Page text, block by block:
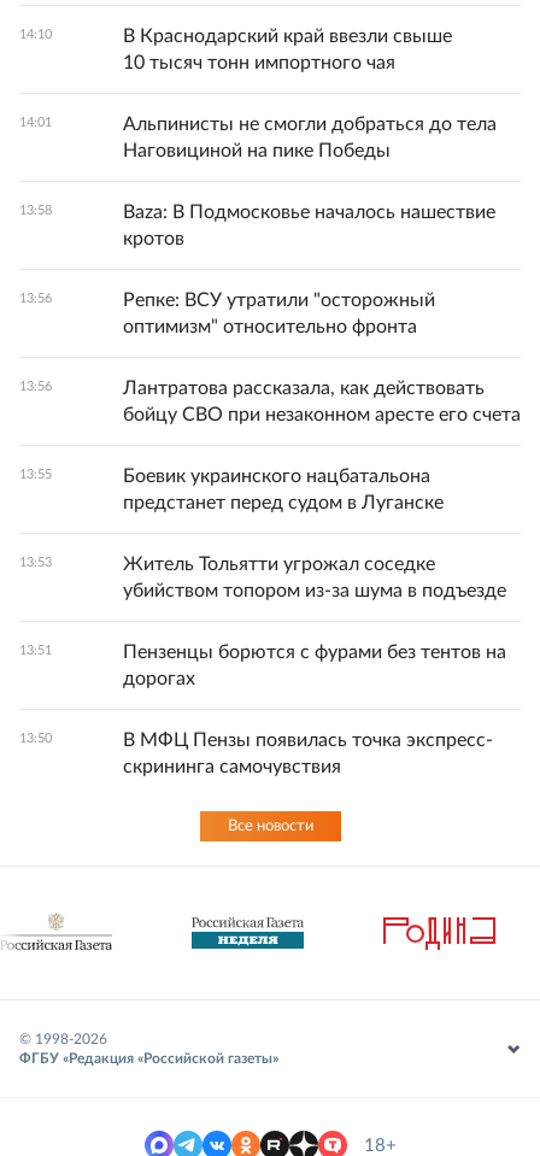
14:10
В Краснодарский край ввезли свыше
10 тысяч тонн импортного чая
14:01
Альпинисты не смогли добраться до тела
Наговициной на пике Победы
13:58
Baza: В Подмосковье началось нашествие
кротов
13:56
Репке: ВСУ утратили "осторожный
оптимизм" относительно фронта
13:56
Лантратова рассказала, как действовать
бойцу СВО при незаконном аресте его счета
13:55
Боевик украинского нацбатальона
предстанет перед судом в Луганске
13:53
Житель Тольятти угрожал соседке
убийством топором из-за шума в подъезде
13:51
Пензенцы борются с фурами без тентов на
дорогах
13:50
В МФЦ Пензы появилась точка экспресс-
скрининга самочувствия
Все новости
© 1998-2026
ФГБУ «Редакция «Российской газеты»
18+